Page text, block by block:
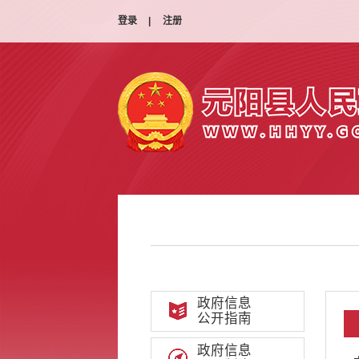
登录 注册
政府信息
公开指南
政府信息